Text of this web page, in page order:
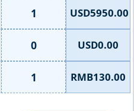
1 USD5950.00
0 USD0.00
1 RMB130.00